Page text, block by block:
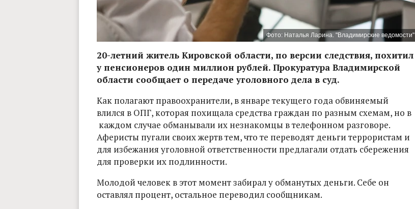
Фото: Наталья Ларина. "Владимирские ведомости"
20-летний житель Кировской области, по версии следствия, похитил
у пенсионеров один миллион рублей. Прокуратура Владимирской
области сообщает о передаче уголовного дела в суд.
Как полагают правоохранители, в январе текущего года обвиняемый
влился в ОПГ, которая похищала средства граждан по разным схемам, но в
каждом случае обманывали их незнакомцы в телефонном разговоре.
Аферисты пугали своих жертв тем, что те переводят деньги террористам и
для избежания уголовной ответственности предлагали отдать сбережения
для проверки их подлинности.
Молодой человек в этот момент забирал у обманутых деньги. Себе он
оставлял процент, остальное переводил сообщникам.